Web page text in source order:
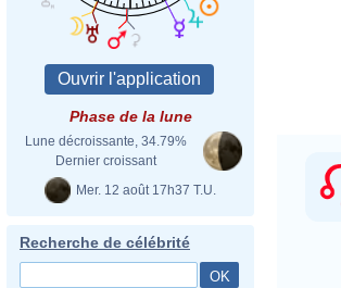
Phase de la lune
Lune décroissante, 34.79%
Dernier croissant
Mer. 12 août 17h37 T.U.
Recherche de célébrité